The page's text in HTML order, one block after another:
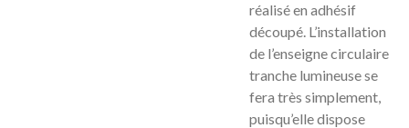
réalisé en adhésif
découpé. L’installation
de l’enseigne circulaire
tranche lumineuse se
fera très simplement,
puisqu’elle dispose